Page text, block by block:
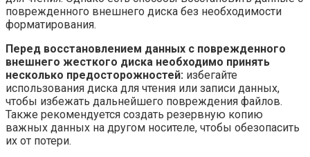
поврежденного внешнего диска без необходимости
форматирования.
Перед восстановлением данных с поврежденного
внешнего жесткого диска необходимо принять
несколько предосторожностей: избегайте
использования диска для чтения или записи данных,
чтобы избежать дальнейшего повреждения файлов.
Также рекомендуется создать резервную копию
важных данных на другом носителе, чтобы обезопасить
их от потери.